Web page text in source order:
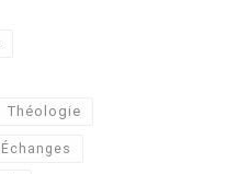
Théologie
Échanges